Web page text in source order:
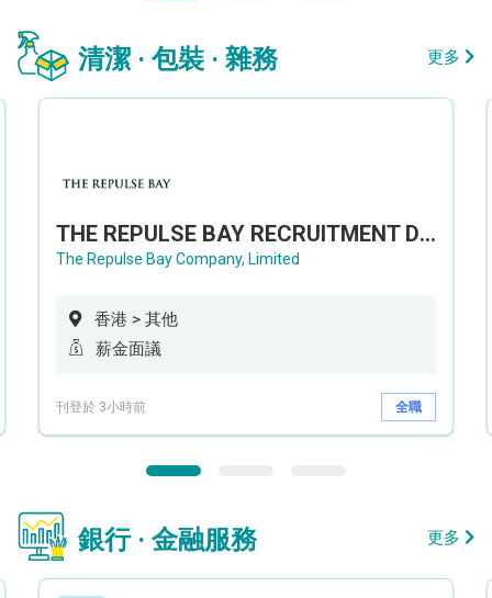
清潔 · 包裝 · 雜務 更多
THE REPULSE BAY RECRUITMENT DAY 淺水灣影灣園人才招聘會
The Repulse Bay Company, Limited
香港 > 其他
薪金面議
刊登於 3小時前 全職
銀行 · 金融服務 更多